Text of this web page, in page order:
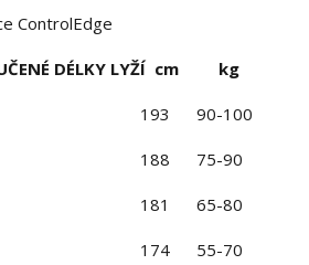
ControlEdge
DÉLKY LYŽÍ cm kg
90-100
75-90
65-80
55-70